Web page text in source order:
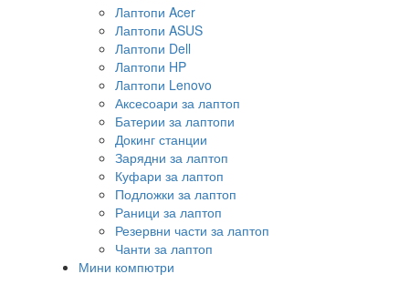
Лаптопи Acer
Лаптопи ASUS
Лаптопи Dell
Лаптопи HP
Лаптопи Lenovo
Аксесоари за лаптоп
Батерии за лаптопи
Докинг станции
Зарядни за лаптоп
Куфари за лаптоп
Подложки за лаптоп
Раници за лаптоп
Резервни части за лаптоп
Чанти за лаптоп
Мини компютри